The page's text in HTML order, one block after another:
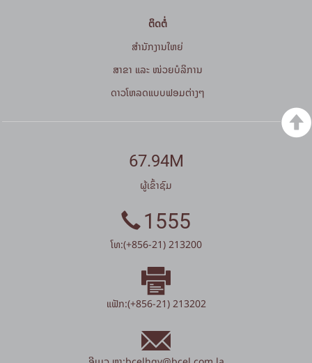
ຕິດຕໍ່
ສໍານັກງານໃຫຍ່
ສາຂາ ແລະ ໜ່ວຍບໍລິການ
ດາວໂຫລດແບບຟອມຕ່າງໆ
67.94M
ຜູ້ເຂົ້າຊົມ
1555
ໂທ:(+856-21) 213200
ແຟັກ:(+856-21) 213202